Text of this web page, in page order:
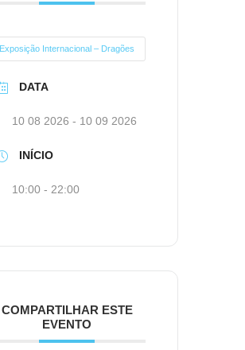
Exposição Internacional – Dragões
DATA
10 08 2026 - 10 09 2026
INÍCIO
10:00 - 22:00
COMPARTILHAR ESTE
EVENTO